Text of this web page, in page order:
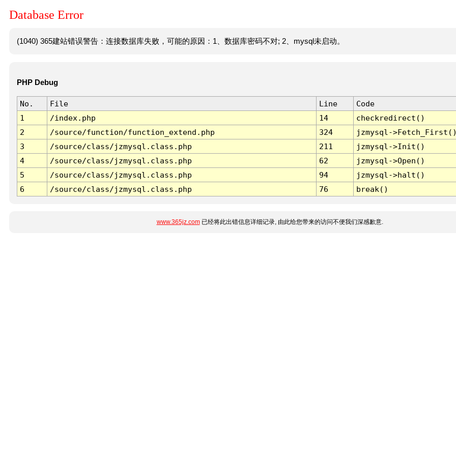
Database Error
(1040) 365建站错误警告：连接数据库失败，可能的原因：1、数据库密码不对; 2、mysql未启动。
PHP Debug
No. File Line
Code
1
/index.php 14
checkredirect()
2
/source/function/function_extend.php 324
jzmysql-
3
/source/class/jzmysql.class.php 211
jzmysql->Init()
4
/source/class/jzmysql.class.php 62
jzmysql->Open()
5
/source/class/jzmysql.class.php 94
jzmysql->halt()
6
/source/class/jzmysql.class.php 76 break()
www.365jz.com已经将此出错信息详细记录, 由此给您带来的访问不便我们深感歉意.